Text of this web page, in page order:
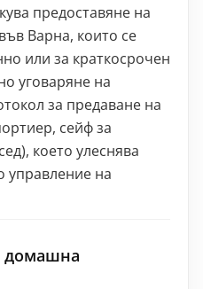
предоставяне на
Варна, които се
или за краткосрочен
уговаряне на
за предаване на
сейф за
което улеснява
управление на
домашна